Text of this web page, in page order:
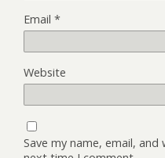
Email *
Website
Save my name, email,